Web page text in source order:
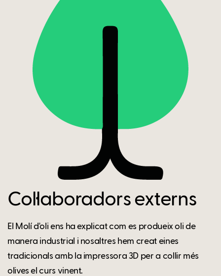
Col·laboradors externs
El Molí d'oli ens ha explicat com es produeix oli de
manera industrial i nosaltres hem creat eines
tradicionals amb la impressora 3D per a collir més
olives el curs vinent.